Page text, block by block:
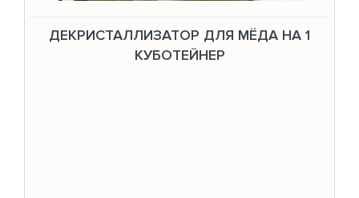
ДЕКРИСТАЛЛИЗАТОР ДЛЯ МЁДА НА 1
КУБОТЕЙНЕР